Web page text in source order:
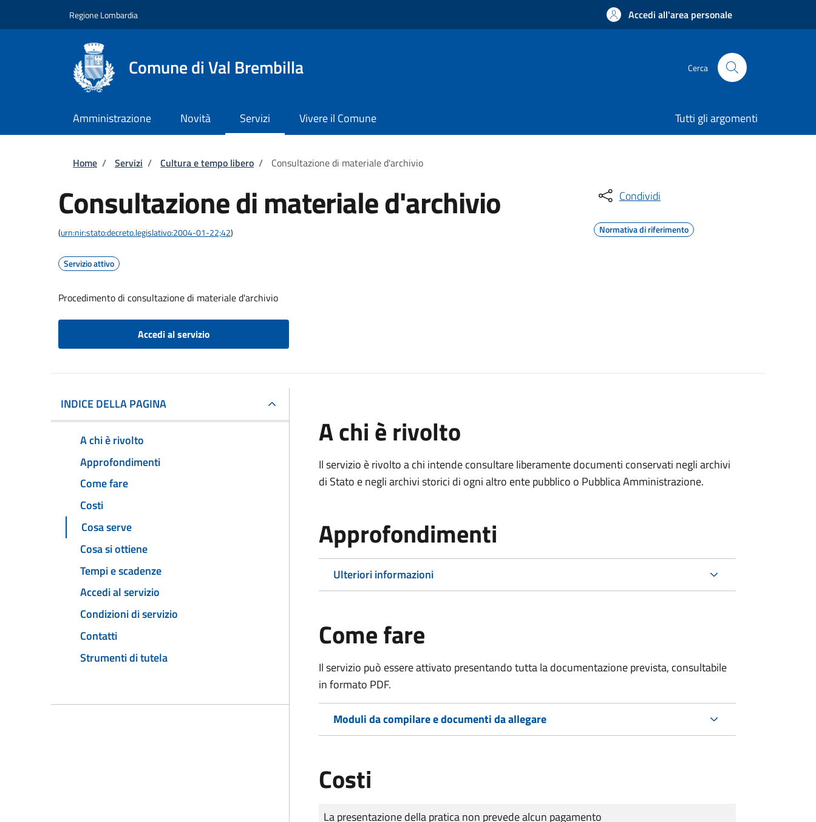
Regione Lombardia Accedi all'area personale
Comune di Val Brembilla Cerca
Amministrazione Novità Servizi Vivere il Comune Tutti gli argomenti
Briciole di pane
Home / Servizi / Cultura e tempo libero / Consultazione di materiale d'archivio
Consultazione di materiale d'archivio
(urn:nir:stato:decreto.legislativo:2004-01-22;42)
Servizio attivo
Procedimento di consultazione di materiale d'archivio
Accedi al servizio
Condividi
Normativa di riferimento
INDICE DELLA PAGINA
A chi è rivolto
Approfondimenti
Come fare
Costi
Cosa serve
Cosa si ottiene
Tempi e scadenze
Accedi al servizio
Condizioni di servizio
Contatti
Strumenti di tutela
A chi è rivolto
Il servizio è rivolto a chi intende consultare liberamente documenti conservati negli archivi
di Stato e negli archivi storici di ogni altro ente pubblico o Pubblica Amministrazione.
Approfondimenti
Ulteriori informazioni
Come fare
Il servizio può essere attivato presentando tutta la documentazione prevista, consultabile
in formato PDF.
Moduli da compilare e documenti da allegare
Costi
Tipo di pagamento
Importo
La presentazione della pratica non prevede alcun pagamento